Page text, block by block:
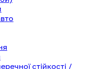
стійкості /